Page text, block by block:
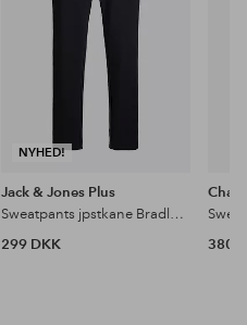
NYHED!
Jack & Jones Plus
Sweatpants jpstkane Bradley Unc
299 DKK
380